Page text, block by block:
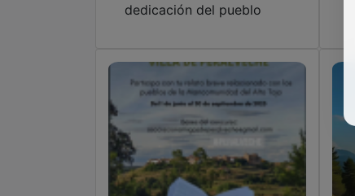
dedicación del pueblo